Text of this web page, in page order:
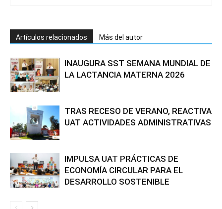
Artículos relacionados Más del autor
INAUGURA SST SEMANA MUNDIAL DE
LA LACTANCIA MATERNA 2026
TRAS RECESO DE VERANO, REACTIVA
UAT ACTIVIDADES ADMINISTRATIVAS
IMPULSA UAT PRÁCTICAS DE
ECONOMÍA CIRCULAR PARA EL
DESARROLLO SOSTENIBLE